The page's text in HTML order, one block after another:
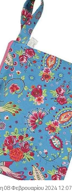
08 Φεβρουαρίου 2024 12:07